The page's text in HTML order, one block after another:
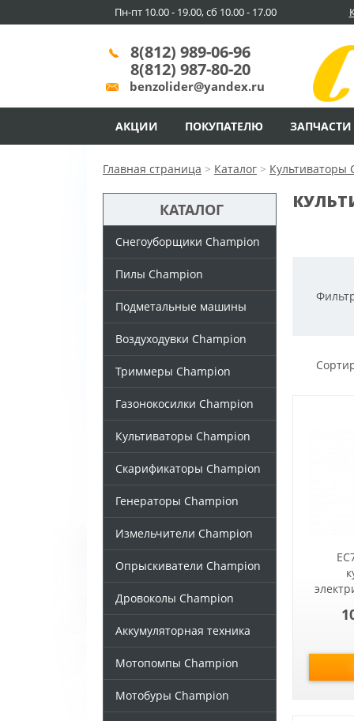
Пн-пт 10.00 - 19.00, сб 10.00 - 17.00
8(812) 989-06-96
8(812) 987-80-20
benzolider@yandex.ru
АКЦИИ ПОКУПАТЕЛЮ ЗАПЧАСТИ
Главная страница > Каталог > Культиваторы
КАТАЛОГ
Снегоуборщики Champion
Пилы Champion
Подметальные машины
Воздуходувки Champion
Триммеры Champion
Газонокосилки Champion
Культиваторы Champion
Скарификаторы Champion
Генераторы Champion
Измельчители Champion
Опрыскиватели Champion
Дровоколы Champion
Аккумуляторная техника
Мотопомпы Champion
Мотобуры Champion